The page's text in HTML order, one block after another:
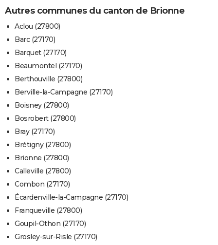
Autres communes du canton de Brionne
Aclou (27800)
Barc (27170)
Barquet (27170)
Beaumontel (27170)
Berthouville (27800)
Berville-la-Campagne (27170)
Boisney (27800)
Bosrobert (27800)
Bray (27170)
Brétigny (27800)
Brionne (27800)
Calleville (27800)
Combon (27170)
Écardenville-la-Campagne (27170)
Franqueville (27800)
Goupil-Othon (27170)
Grosley-sur-Risle (27170)